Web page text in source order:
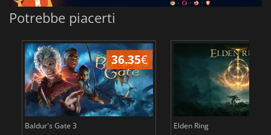
Potrebbe piacerti
36.35€
Baldur's Gate 3 Elden Ring